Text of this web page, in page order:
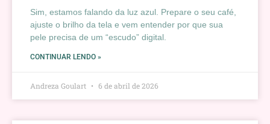
Sim, estamos falando da luz azul. Prepare o seu café,
ajuste o brilho da tela e vem entender por que sua
pele precisa de um “escudo” digital.
CONTINUAR LENDO »
Andreza Goulart 6 de abril de 2026